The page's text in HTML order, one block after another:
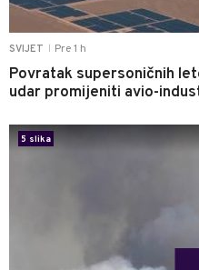
SVIJET Pre 1 h
Povratak supersoničnih
udar promijeniti avio-
5 slika